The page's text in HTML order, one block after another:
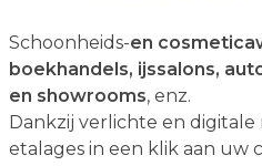
Schoonheids-en
boekhandels, ijssalons,
en showrooms, enz.
Dankzij verlichte en
etalages in een klik aan uw